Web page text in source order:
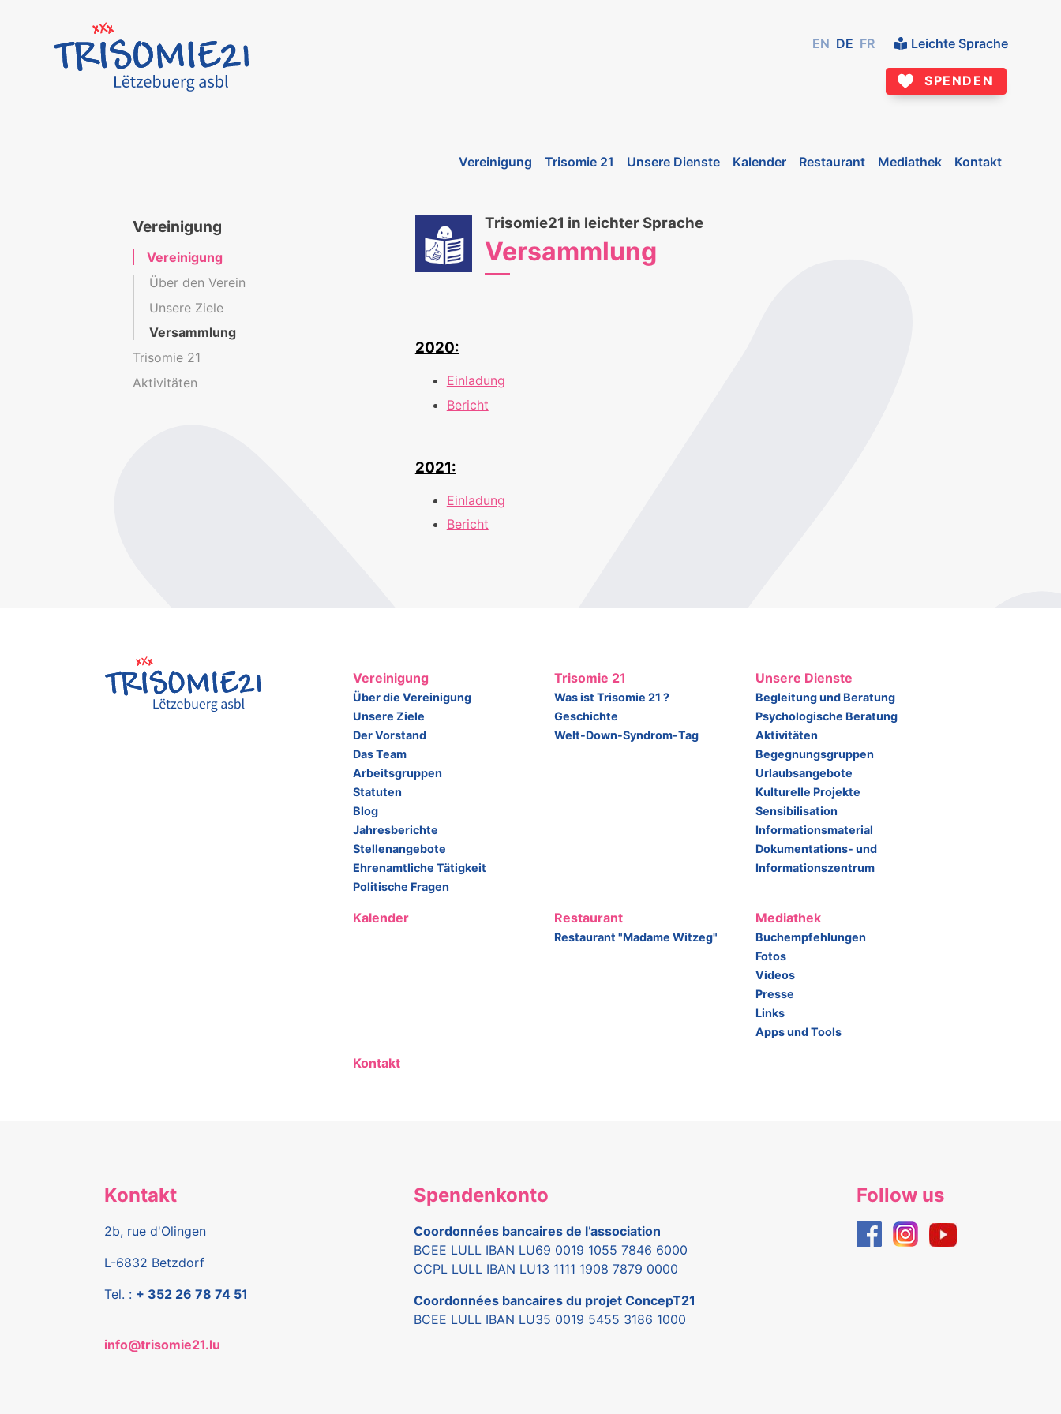
EN DE FR Leichte Sprache
SPENDEN
Vereinigung Trisomie 21 Unsere Dienste Kalender Restaurant Mediathek Kontakt
Vereinigung
Vereinigung
Über den Verein
Unsere Ziele
Versammlung
Trisomie 21
Aktivitäten
Trisomie21 in leichter Sprache
Versammlung
2020:
Einladung
Bericht
2021:
Einladung
Bericht
Vereinigung
Über die Vereinigung
Unsere Ziele
Der Vorstand
Das Team
Arbeitsgruppen
Statuten
Blog
Jahresberichte
Stellenangebote
Ehrenamtliche Tätigkeit
Politische Fragen
Trisomie 21
Was ist Trisomie 21 ?
Geschichte
Welt-Down-Syndrom-Tag
Unsere Dienste
Begleitung und Beratung
Psychologische Beratung
Aktivitäten
Begegnungsgruppen
Urlaubsangebote
Kulturelle Projekte
Sensibilisation
Informationsmaterial
Dokumentations- und
Informationszentrum
Kalender Restaurant
Restaurant "Madame Witzeg"
Mediathek
Buchempfehlungen
Fotos
Videos
Presse
Links
Apps und Tools
Kontakt
Kontakt
2b, rue d'Olingen
L-6832 Betzdorf
Tel. : + 352 26 78 74 51
info@trisomie21.lu
Spendenkonto
Coordonnées bancaires de l’association
BCEE LULL IBAN LU69 0019 1055 7846 6000
CCPL LULL IBAN LU13 1111 1908 7879 0000
Coordonnées bancaires du projet ConcepT21
BCEE LULL IBAN LU35 0019 5455 3186 1000
Follow us